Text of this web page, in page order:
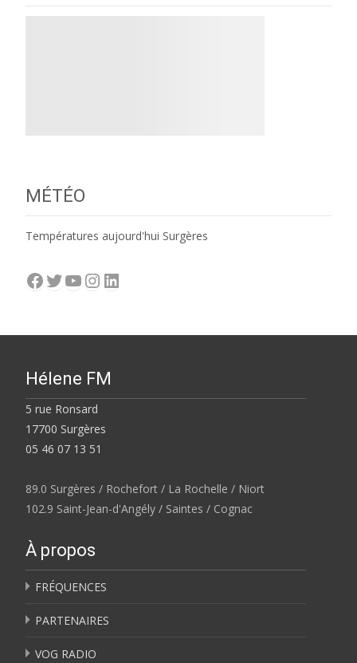
MÉTÉO
Températures aujourd'hui Surgères
Facebook
Twitter
YouTube
Instagram
LinkedIn
Hélene FM
5 rue Ronsard
17700 Surgères
05 46 07 13 51
89.0 Surgères / Rochefort / La Rochelle / Niort
102.9 Saint-Jean-d'Angély / Saintes / Cognac
À propos
FRÉQUENCES
PARTENAIRES
VOG RADIO